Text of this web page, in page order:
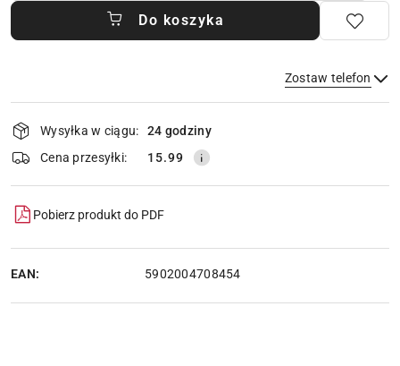
Do koszyka
Zostaw telefon
Wyślij
Dostępność
i
dostawa
Wysyłka w ciągu:
24 godziny
Cena przesyłki:
15.99
Pobierz produkt do PDF
EAN: 5902004708454